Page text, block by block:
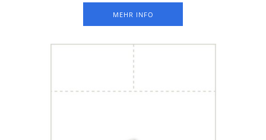
eines A4-Druckbogens, mit 1 Langloch und 2 Rundlöchern an
der Oberseite zur Befestigung eines Schlüsselbandes oder
Hosenträgerclips.
MEHR INFO